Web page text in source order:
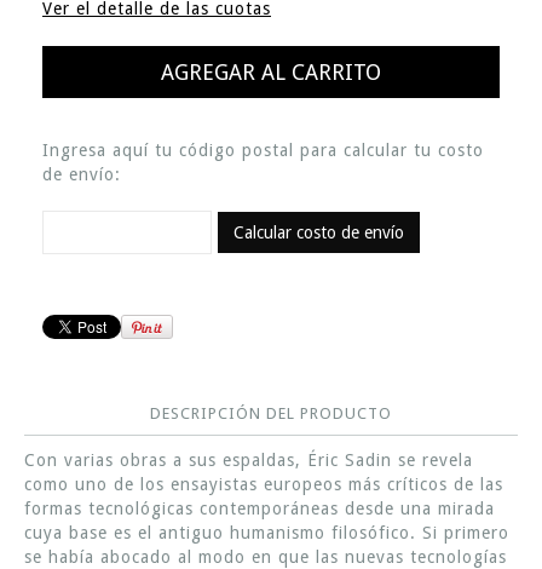
Ver el detalle de las cuotas
Ingresa aquí tu código postal para calcular tu costo
de envío:
Calcular costo de envío
DESCRIPCIÓN DEL PRODUCTO
Con varias obras a sus espaldas, Éric Sadin se revela
como uno de los ensayistas europeos más críticos de las
formas tecnológicas contemporáneas desde una mirada
cuya base es el antiguo humanismo filosófico. Si primero
se había abocado al modo en que las nuevas tecnologías